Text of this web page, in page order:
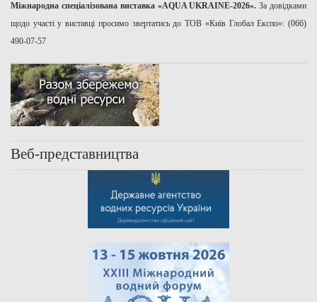
Міжнародна спеціалізована виставка «AQUA UKRAINE-2026».За довідками
щодо участі у виставці просимо звертатись до ТОВ «Київ Глобал Експо»: (066)
490-07-57
Веб-представництва